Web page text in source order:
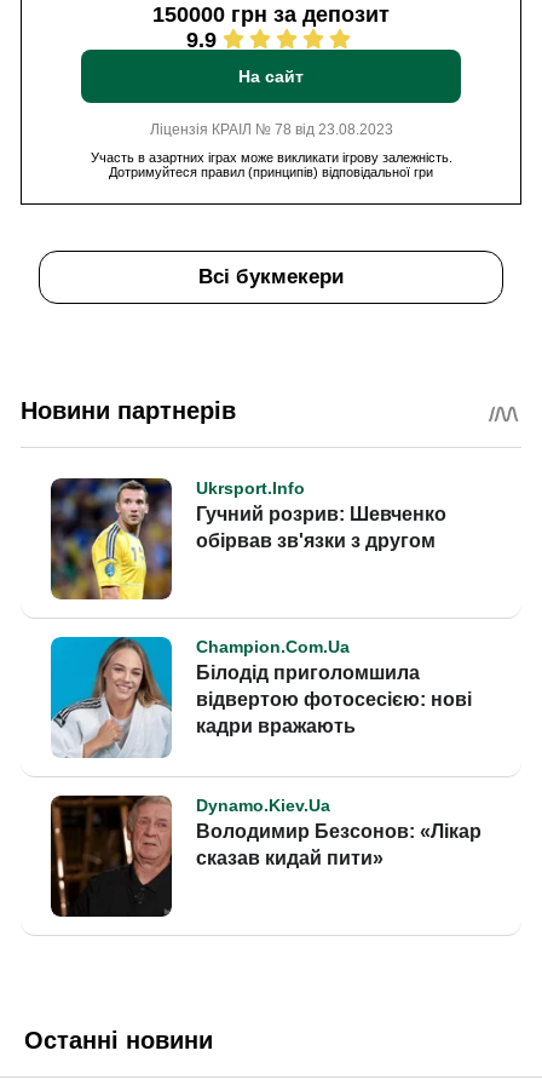
150000 грн за депозит
9.9
На сайт
Ліцензія КРАІЛ № 78 від 23.08.2023
Участь в азартних іграх може викликати ігрову залежність.
Дотримуйтеся правил (принципів) відповідальної гри
Всі букмекери
Останні новини